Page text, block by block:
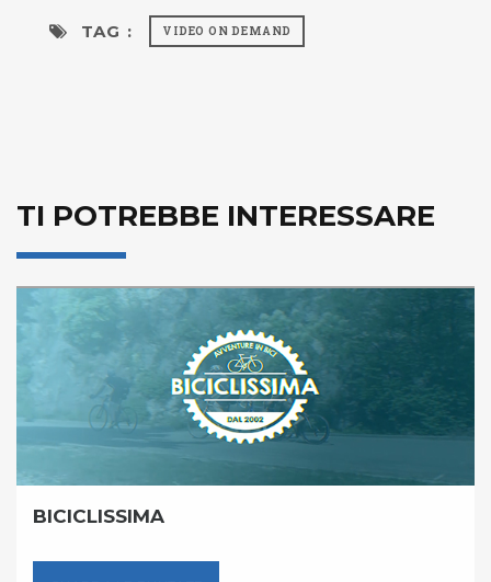
TAG : VIDEO ON DEMAND
TI POTREBBE INTERESSARE